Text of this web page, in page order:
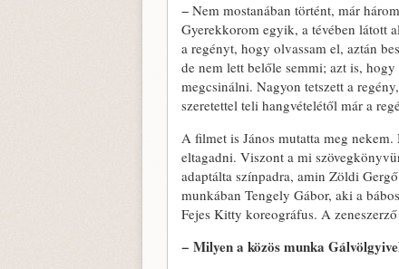
− Nem mostanában történt, már
Gyerekkorom egyik, a tévében látott
a regényt, hogy olvassam el, aztán
de nem lett belőle semmi; azt is,
megcsinálni. Nagyon tetszett a
szeretettel teli hangvételétől már a
A filmet is János mutatta meg
eltagadni. Viszont a mi
adaptálta színpadra, amin Zöldi
munkában Tengely Gábor, aki a
Fejes Kitty koreográfus. A
− Milyen a közös munka